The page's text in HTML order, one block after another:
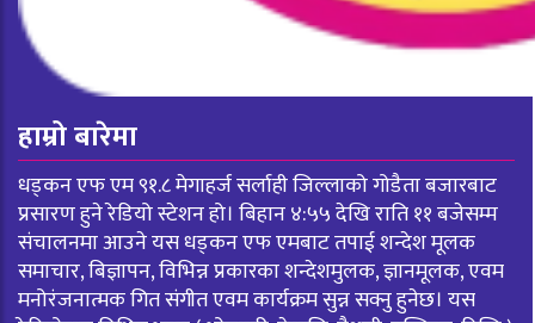
हाम्रो बारेमा
धड्कन एफ एम ९१.८ मेगाहर्ज सर्लाही जिल्लाको गोडैता बजारबाट
प्रसारण हुने रेडियो स्टेशन हो। बिहान ४:५५ देखि राति ११ बजेसम्म
संचालनमा आउने यस धड्कन एफ एमबाट तपाई शन्देश मूलक
समाचार, बिज्ञापन, विभिन्न प्रकारका शन्देशमुलक, ज्ञानमूलक, एवम
मनोरंजनात्मक गित संगीत एवम कार्यक्रम सुन्न सक्नु हुनेछ। यस